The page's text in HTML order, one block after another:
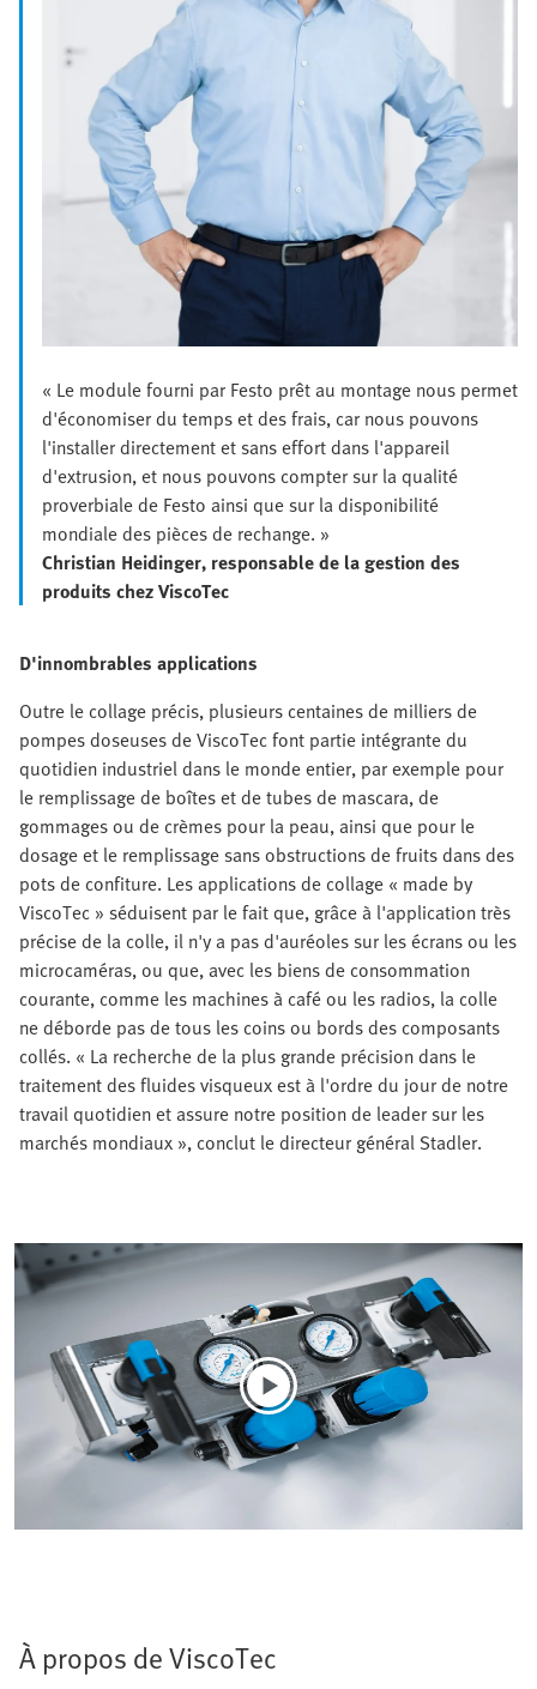
« Le module fourni par Festo prêt au montage nous permet
d'économiser du temps et des frais, car nous pouvons
l'installer directement et sans effort dans l'appareil
d'extrusion, et nous pouvons compter sur la qualité
proverbiale de Festo ainsi que sur la disponibilité
mondiale des pièces de rechange. »
Christian Heidinger, responsable de la gestion des
produits chez ViscoTec
D'innombrables applications
Outre le collage précis, plusieurs centaines de milliers de
pompes doseuses de ViscoTec font partie intégrante du
quotidien industriel dans le monde entier, par exemple pour
le remplissage de boîtes et de tubes de mascara, de
gommages ou de crèmes pour la peau, ainsi que pour le
dosage et le remplissage sans obstructions de fruits dans des
pots de confiture. Les applications de collage « made by
ViscoTec » séduisent par le fait que, grâce à l'application très
précise de la colle, il n'y a pas d'auréoles sur les écrans ou les
microcaméras, ou que, avec les biens de consommation
courante, comme les machines à café ou les radios, la colle
ne déborde pas de tous les coins ou bords des composants
collés. « La recherche de la plus grande précision dans le
traitement des fluides visqueux est à l'ordre du jour de notre
travail quotidien et assure notre position de leader sur les
marchés mondiaux », conclut le directeur général Stadler.
À propos de ViscoTec